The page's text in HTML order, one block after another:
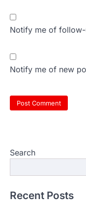
Notify me of
Notify me of new
Search
Recent Posts